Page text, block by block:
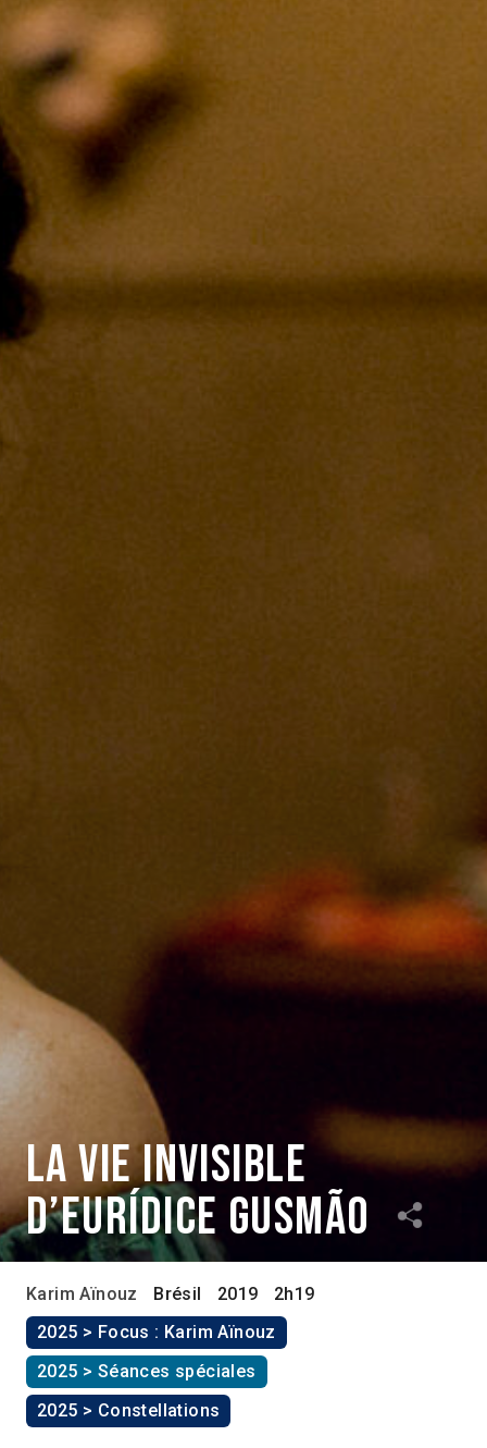
La vie invisible
d’Eurídice Gusmão
Karim Aïnouz Brésil 2019
2h19
2025 > Focus : Karim Aïnouz
2025 > Séances spéciales
2025 > Constellations